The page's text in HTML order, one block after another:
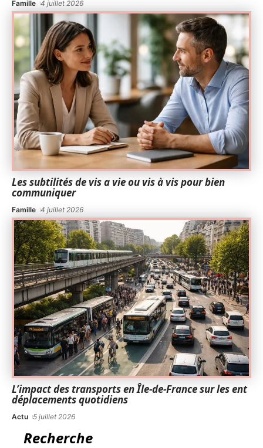
Famille 4 juillet 2026
Les subtilités de vis a vie ou vis à vis pour bien
communiquer
Famille 4 juillet 2026
L’impact des transports en Île-de-France sur les ent
déplacements quotidiens
Actu 5 juillet 2026
Recherche